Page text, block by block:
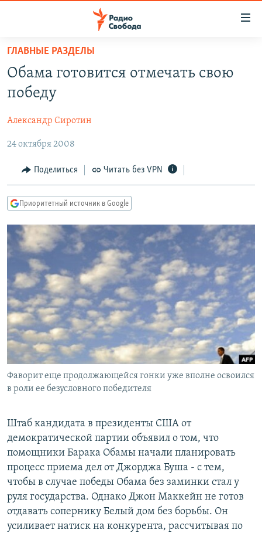
упрощенного
доступа
Вернуться
основному
Вернутся
главной
навигации
Вернутся
поиску
ПРОГРАММЫ
ПОДКАСТЫ
АВТОРСКИЕ ПРОЕКТЫ
ЦИТАТЫ СВОБОДЫ
МНЕНИЯ
КУЛЬТУРА
IDEL.РЕАЛИИ
КАВКАЗ.РЕАЛИИ
СЕВЕР.РЕАЛИИ
СИБИРЬ.РЕАЛИИ
РАСПИСАНИЕ ВЕЩАНИЯ
ПОДПИШИТЕСЬ НА РАССЫЛКУ
СОЦИАЛЬНЫЕ СЕТИ
ГЛАВНЫЕ РАЗДЕЛЫ
Обама готовится отмечать свою
победу
Александр Сиротин
24 октября 2008
Поделиться Читать без VPN
Приоритетный источник в Google
Фаворит еще продолжающейся гонки уже вполне освоился
в роли ее безусловного победителя
Штаб кандидата в президенты США от
демократической партии объявил о том, что
помощники Барака Обамы начали планировать
процесс приема дел от Джорджа Буша - с тем,
чтобы в случае победы Обама без заминки стал у
руля государства. Однако Джон Маккейн не готов
отдавать сопернику Белый дом без борьбы. Он
усиливает натиск на конкурента, рассчитывая по